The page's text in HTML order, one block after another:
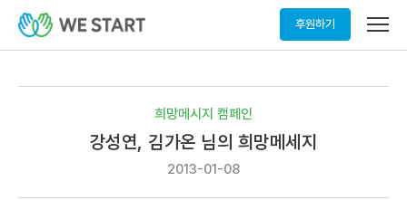
후원하기
메
열
희망메시지 캠페인
강성연, 김가온 님의 희망메세지
2013-01-08